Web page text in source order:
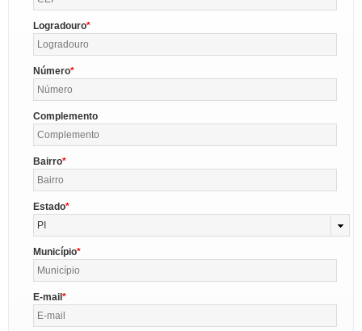
Logradouro
Número
Complemento
Bairro
Estado
PI
Município
E-mail